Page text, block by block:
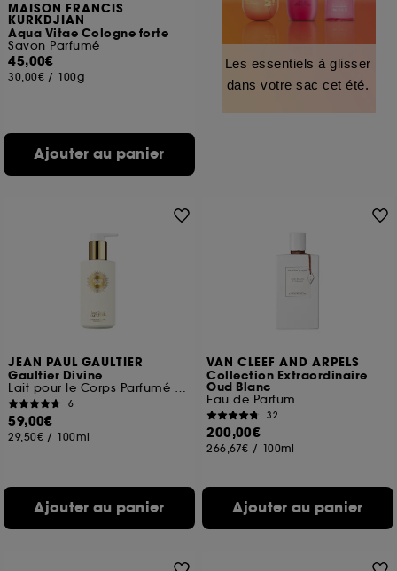
MAISON FRANCIS
KURKDJIAN
Aqua Vitae Cologne forte
Savon Parfumé
45,00€
30,00€ / 100g
Ajouter au panier
Les essentiels à glisser
dans votre sac cet été.
JEAN PAUL GAULTIER
Gaultier Divine
Lait pour le Corps Parfumé et Floral pour Femme
6
59,00€
29,50€ / 100ml
Ajouter au panier
VAN CLEEF AND ARPELS
Collection Extraordinaire
Oud Blanc
Eau de Parfum
32
200,00€
266,67€ / 100ml
Ajouter au panier